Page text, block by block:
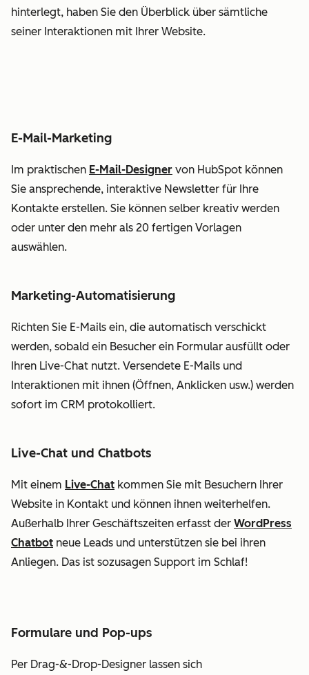
hinterlegt, haben Sie den Überblick über sämtliche
seiner Interaktionen mit Ihrer Website.
E-Mail-Marketing
Im praktischen E-Mail-Designer von HubSpot können
Sie ansprechende, interaktive Newsletter für Ihre
Kontakte erstellen. Sie können selber kreativ werden
oder unter den mehr als 20 fertigen Vorlagen
auswählen.
Marketing-Automatisierung
Richten Sie E-Mails ein, die automatisch verschickt
werden, sobald ein Besucher ein Formular ausfüllt oder
Ihren Live-Chat nutzt. Versendete E-Mails und
Interaktionen mit ihnen (Öffnen, Anklicken usw.) werden
sofort im CRM protokolliert.
Live-Chat und Chatbots
Mit einem Live-Chat kommen Sie mit Besuchern Ihrer
Website in Kontakt und können ihnen weiterhelfen.
Außerhalb Ihrer Geschäftszeiten erfasst der WordPress
Chatbot neue Leads und unterstützen sie bei ihren
Anliegen. Das ist sozusagen Support im Schlaf!
Formulare und Pop-ups
Per Drag-&-Drop-Designer lassen sich